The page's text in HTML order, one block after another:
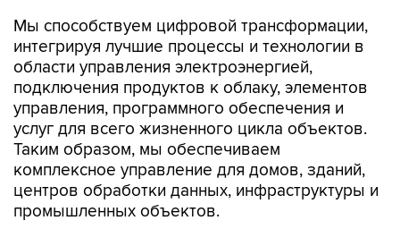
Мы способствуем цифровой трансформации,
интегрируя лучшие процессы и технологии в
области управления электроэнергией,
подключения продуктов к облаку, элементов
управления, программного обеспечения и
услуг для всего жизненного цикла объектов.
Таким образом, мы обеспечиваем
комплексное управление для домов, зданий,
центров обработки данных, инфраструктуры и
промышленных объектов.